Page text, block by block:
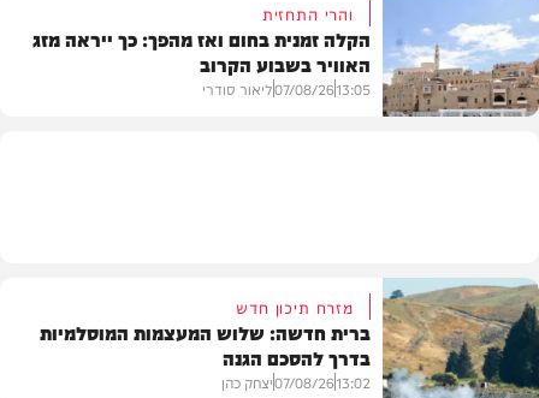
פוליטי
והרי התחזית
הקלה זמנית בחום ואז מהפך: כך ייראה מזג
האוויר בשבוע הקרוב
13:05
07/08/26ליאור סודרי
מזרח תיכון חדש
ברית חדשה: שלוש המעצמות המוסלמיות
בדרך להסכם הגנה
13:02
07/08/26יצחק כהן